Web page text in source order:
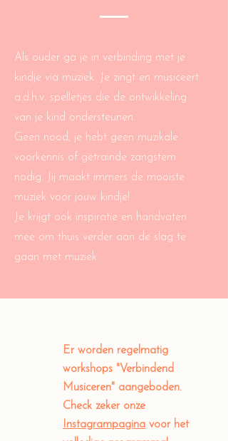
Als ouder ga je in verbinding met je
kindje via muziek. Je zingt en musiceert
a.d.h.v. spelletjes die de ontwikkeling
van je kind ondersteunen.
Geen nood, je hebt geen muzikale
voorkennis of getrainde zangstem
nodig. Jij maakt immers de mooiste
muziek voor jouw kindje!
Je krijgt ook inspiratie en handvaten
mee om thuis verder aan de slag te
gaan met muziek.
Er worden regelmatig
workshops "Verbindend
Musiceren" aangeboden.
Check zeker onze
Instagrampagina voor het